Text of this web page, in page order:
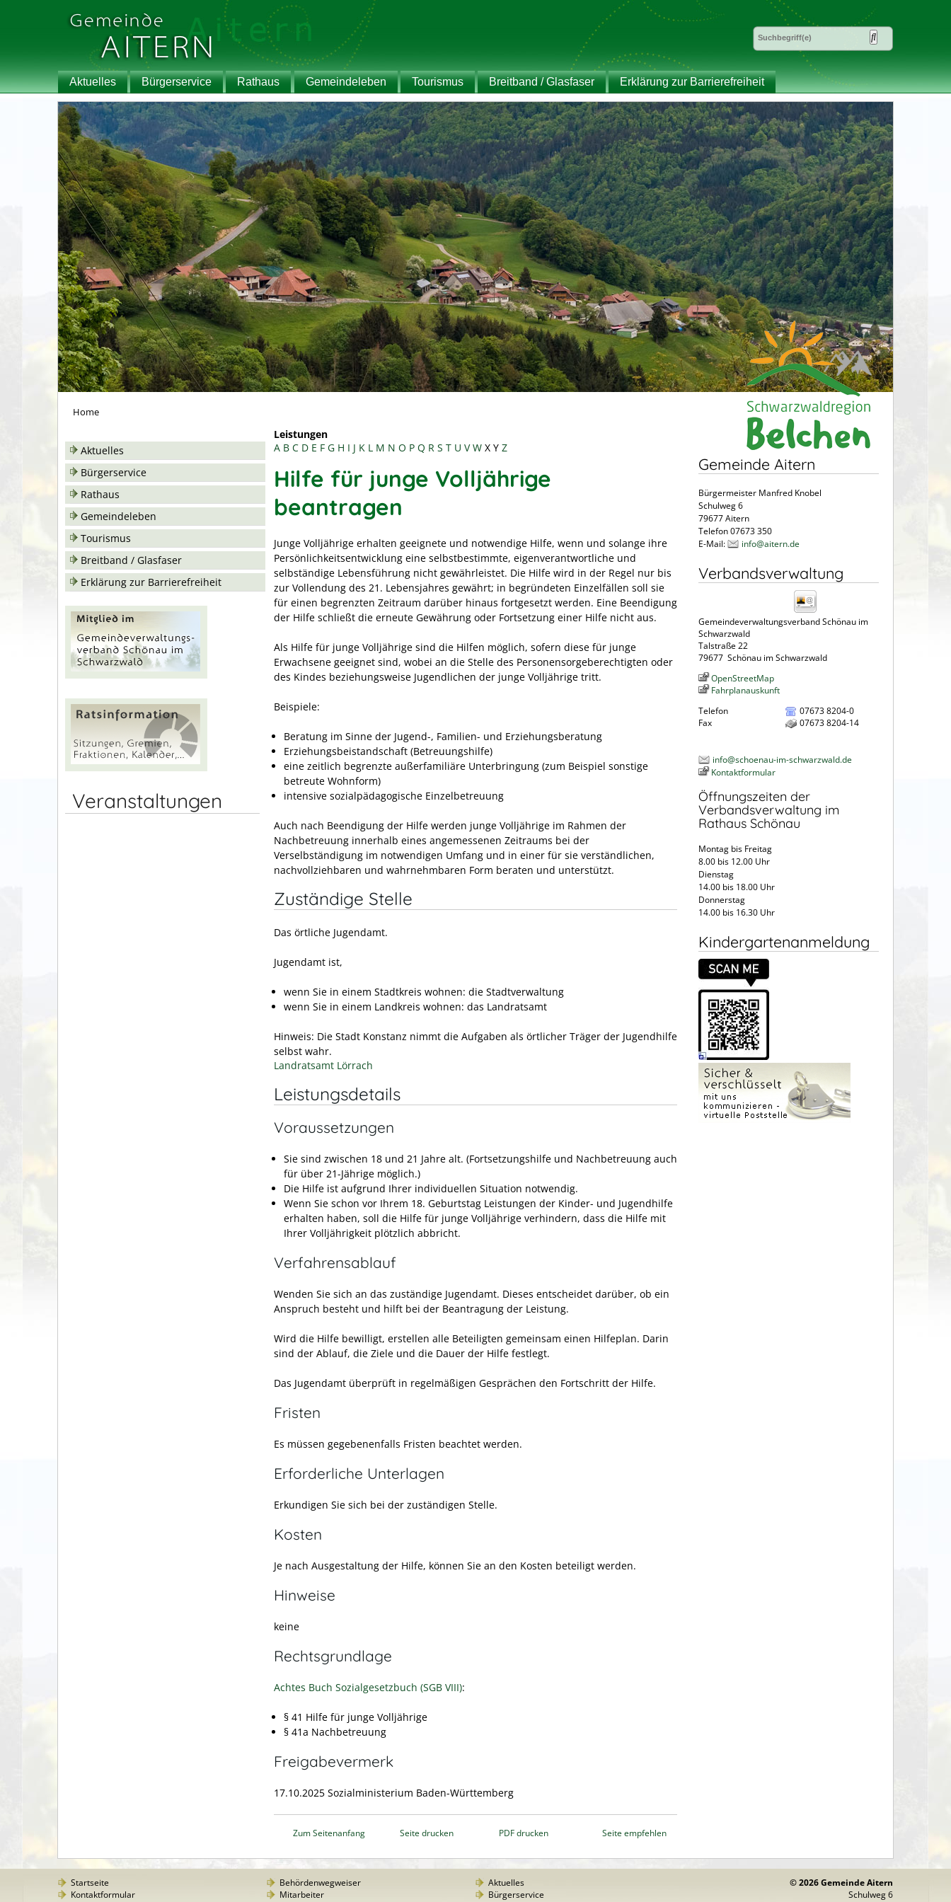
Aktuelles Bürgerservice Rathaus Gemeindeleben Tourismus Breitband / Glasfaser Erklärung zur Barrierefreiheit
Home
Aktuelles
Bürgerservice
Rathaus
Gemeindeleben
Tourismus
Breitband / Glasfaser
Erklärung zur Barrierefreiheit
Veranstaltungen
Leistungen
A B C D E F G H I J K L M N O P Q R S T U V W X Y Z
Hilfe für junge Volljährige
beantragen
Junge Volljährige erhalten geeignete und notwendige Hilfe, wenn und solange ihre
Persönlichkeitsentwicklung eine selbstbestimmte, eigenverantwortliche und
selbständige Lebensführung nicht gewährleistet. Die Hilfe wird in der Regel nur bis
zur Vollendung des 21. Lebensjahres gewährt; in begründeten Einzelfällen soll sie
für einen begrenzten Zeitraum darüber hinaus fortgesetzt werden. Eine Beendigung
der Hilfe schließt die erneute Gewährung oder Fortsetzung einer Hilfe nicht aus.
Als Hilfe für junge Volljährige sind die Hilfen möglich, sofern diese für junge
Erwachsene geeignet sind, wobei an die Stelle des Personensorgeberechtigten oder
des Kindes beziehungsweise Jugendlichen der junge Volljährige tritt.
Beispiele:
Beratung im Sinne der Jugend-, Familien- und Erziehungsberatung
Erziehungsbeistandschaft (Betreuungshilfe)
eine zeitlich begrenzte außerfamiliäre Unterbringung (zum Beispiel sonstige
betreute Wohnform)
intensive sozialpädagogische Einzelbetreuung
Auch nach Beendigung der Hilfe werden junge Volljährige im Rahmen der
Nachbetreuung innerhalb eines angemessenen Zeitraums bei der
Verselbständigung im notwendigen Umfang und in einer für sie verständlichen,
nachvollziehbaren und wahrnehmbaren Form beraten und unterstützt.
Zuständige Stelle
Das örtliche Jugendamt.
Jugendamt ist,
wenn Sie in einem Stadtkreis wohnen: die Stadtverwaltung
wenn Sie in einem Landkreis wohnen: das Landratsamt
Hinweis: Die Stadt Konstanz nimmt die Aufgaben als örtlicher Träger der Jugendhilfe
selbst wahr.
Landratsamt Lörrach
Leistungsdetails
Voraussetzungen
Sie sind zwischen 18 und 21 Jahre alt. (Fortsetzungshilfe und Nachbetreuung auch
für über 21-Jährige möglich.)
Die Hilfe ist aufgrund Ihrer individuellen Situation notwendig.
Wenn Sie schon vor Ihrem 18. Geburtstag Leistungen der Kinder- und Jugendhilfe
erhalten haben, soll die Hilfe für junge Volljährige verhindern, dass die Hilfe mit
Ihrer Volljährigkeit plötzlich abbricht.
Verfahrensablauf
Wenden Sie sich an das zuständige Jugendamt. Dieses entscheidet darüber, ob ein
Anspruch besteht und hilft bei der Beantragung der Leistung.
Wird die Hilfe bewilligt, erstellen alle Beteiligten gemeinsam einen Hilfeplan. Darin
sind der Ablauf, die Ziele und die Dauer der Hilfe festlegt.
Das Jugendamt überprüft in regelmäßigen Gesprächen den Fortschritt der Hilfe.
Fristen
Es müssen gegebenenfalls Fristen beachtet werden.
Erforderliche Unterlagen
Erkundigen Sie sich bei der zuständigen Stelle.
Kosten
Je nach Ausgestaltung der Hilfe, können Sie an den Kosten beteiligt werden.
Hinweise
keine
Rechtsgrundlage
Achtes Buch Sozialgesetzbuch (SGB VIII):
§ 41 Hilfe für junge Volljährige
§ 41a Nachbetreuung
Freigabevermerk
17.10.2025 Sozialministerium Baden-Württemberg
Zum Seitenanfang Seite drucken PDF drucken Seite empfehlen
Gemeinde Aitern
Bürgermeister Manfred Knobel
Schulweg 6
79677 Aitern
Telefon 07673 350
E-Mail:
info@aitern.de
Verbandsverwaltung
Gemeindeverwaltungsverband Schönau im
Schwarzwald
Talstraße 22
79677 Schönau im Schwarzwald
OpenStreetMap
Fahrplanauskunft
Telefon
07673 8204-0
Fax
07673 8204-14
info@schoenau-im-schwarzwald.de
Kontaktformular
Öffnungszeiten der
Verbandsverwaltung im
Rathaus Schönau
Montag bis Freitag
8.00 bis 12.00 Uhr
Dienstag
14.00 bis 18.00 Uhr
Donnerstag
14.00 bis 16.30 Uhr
Kindergartenanmeldung
Startseite
Kontaktformular
Behördenwegweiser
Mitarbeiter
Aktuelles
Bürgerservice
© 2026 Gemeinde Aitern
Schulweg 6